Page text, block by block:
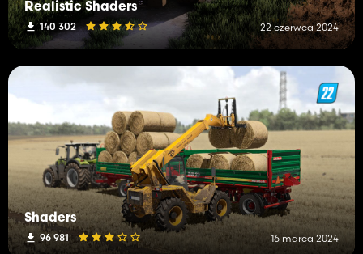
Realistic Shaders
140 302 22 czerwca 2024
Shaders
96 981 16 marca 2024